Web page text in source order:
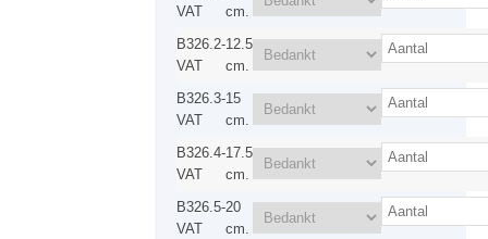
VAT
cm.
B326.2-
VAT
12.5
cm.
B326.3-
VAT
15
cm.
B326.4-
VAT
17.5
cm.
B326.5-
VAT
20
cm.